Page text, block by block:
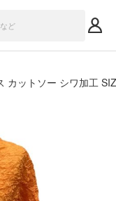
カットソー シワ加工